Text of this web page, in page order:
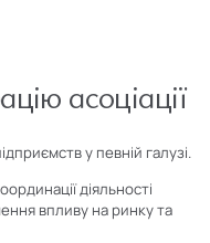
асоціації
у певній галузі.
діяльності
впливу на ринку та